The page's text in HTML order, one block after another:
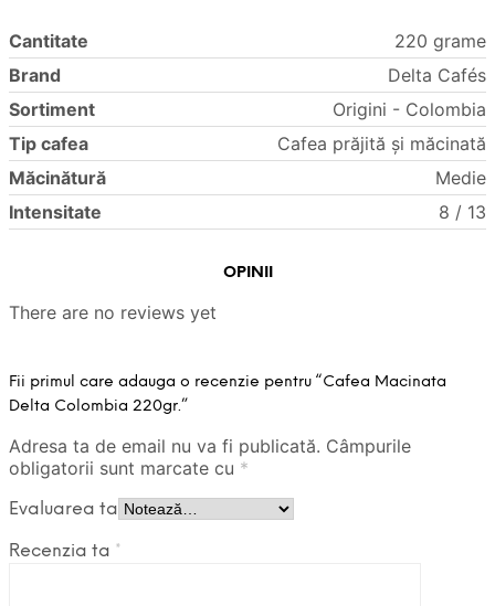
Cantitate
220 grame
Brand
Delta Cafés
Sortiment
Origini - Colombia
Tip cafea
Cafea prăjită și măcinată
Măcinătură
Medie
Intensitate
8 / 13
OPINII
There are no reviews yet
Fii primul care adauga o recenzie pentru “Cafea Macinata
Delta Colombia 220gr.”
Adresa ta de email nu va fi publicată. Câmpurile
obligatorii sunt marcate cu *
Evaluarea ta
Recenzia ta *